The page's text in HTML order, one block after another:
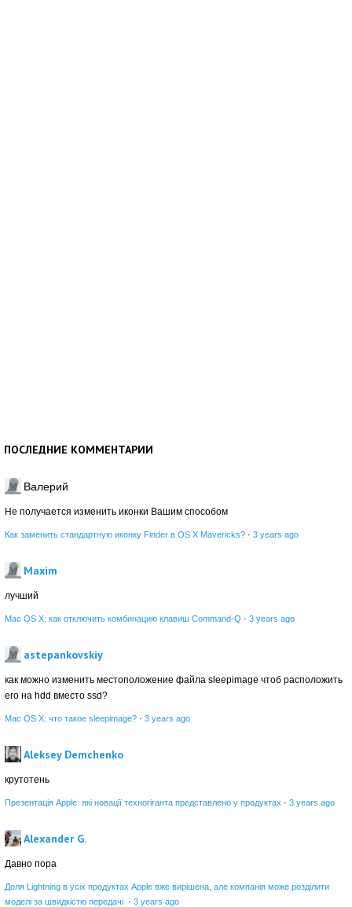
ПОСЛЕДНИЕ КОММЕНТАРИИ
Валерий
Не получается изменить иконки Вашим способом
Как заменить стандартную иконку Finder в OS X Mavericks? · 3 years ago
Maxim
лучший
Mac OS X: как отключить комбинацию клавиш Command-Q · 3 years ago
astepankovskiy
как можно изменить местоположение файла sleepimage чтоб расположить
его на hdd вместо ssd?
Mac OS X: что такое sleepimage? · 3 years ago
Aleksey Demchenko
крутотень
Презентація Apple: які новації техногіганта представлено у продуктах · 3 years ago
Alexander G.
Давно пора
Доля Lightning в усіх продуктах Apple вже вирішена, але компанія може розділити
моделі за швидкістю передачі · 3 years ago